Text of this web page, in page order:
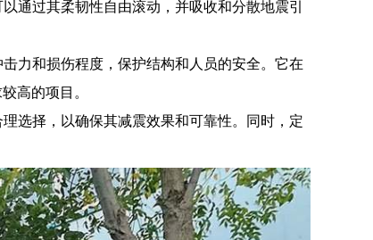
通过其柔韧性自由滚动，并吸收和分散地震引
力和损伤程度，保护结构和人员的安全。它在
高的项目。
选择，以确保其减震效果和可靠性。同时，定